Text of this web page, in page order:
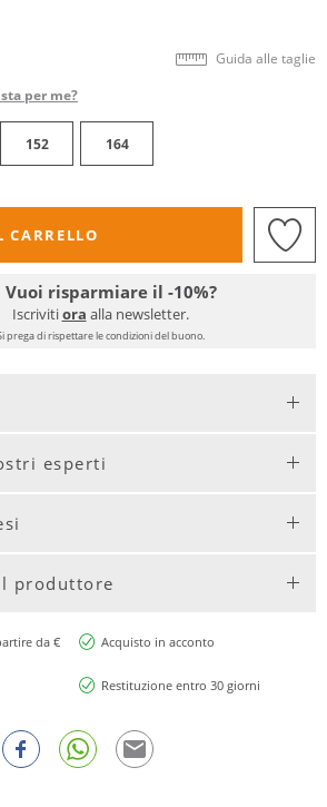
Guida alle taglie
per me?
152 164
CARRELLO
Vuoi risparmiare il -10%?
Iscrivitiora alla newsletter.
prega di rispettare le condizioni del buono.
esperti
produttore
da €
Acquisto in acconto
Restituzione entro 30 giorni